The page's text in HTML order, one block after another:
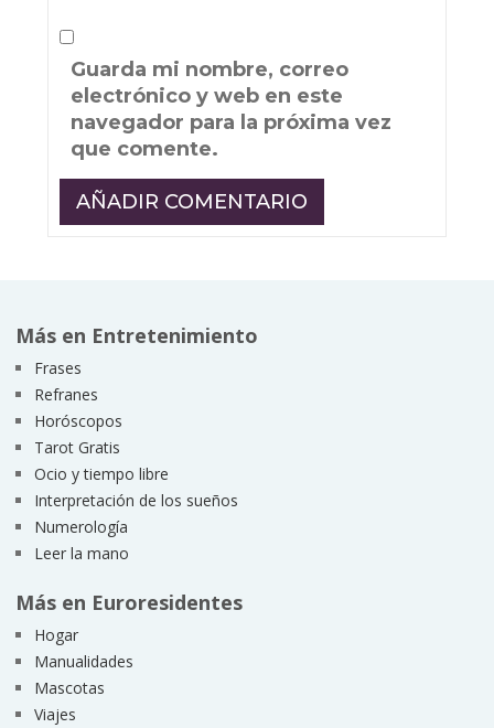
Guarda mi nombre, correo
electrónico y web en este
navegador para la próxima vez
que comente.
Más en Entretenimiento
Frases
Refranes
Horóscopos
Tarot Gratis
Ocio y tiempo libre
Interpretación de los sueños
Numerología
Leer la mano
Más en Euroresidentes
Hogar
Manualidades
Mascotas
Viajes